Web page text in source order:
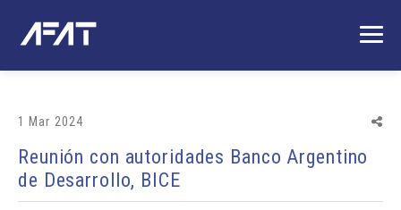
1 Mar 2024
Reunión con autoridades Banco Argentino
de Desarrollo, BICE